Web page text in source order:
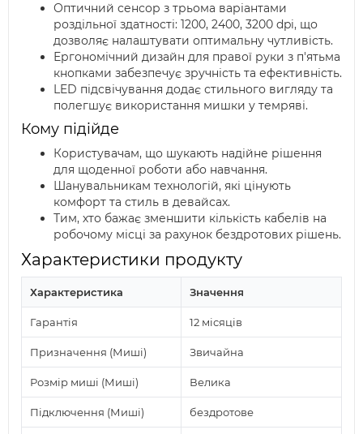
Оптичний сенсор з трьома варіантами
роздільної здатності: 1200, 2400, 3200 dpi, що
дозволяє налаштувати оптимальну чутливість.
Ергономічний дизайн для правої руки з п'ятьма
кнопками забезпечує зручність та ефективність.
LED підсвічування додає стильного вигляду та
полегшує використання мишки у темряві.
Кому підійде
Користувачам, що шукають надійне рішення
для щоденної роботи або навчання.
Шанувальникам технологій, які цінують
комфорт та стиль в девайсах.
Тим, хто бажає зменшити кількість кабелів на
робочому місці за рахунок бездротових рішень.
Характеристики продукту
Характеристика Значення
Гарантія 12 місяців
Призначення (Миші) Звичайна
Розмір миші (Миші) Велика
Підключення (Миші) бездротове